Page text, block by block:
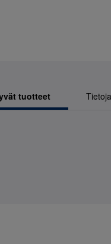
tuotteet Tietoja